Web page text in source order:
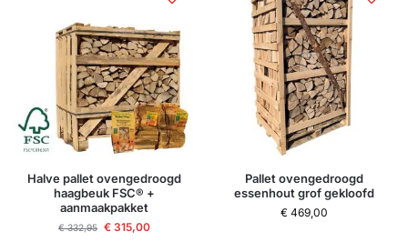
Halve pallet ovengedroogd
haagbeuk FSC® +
aanmaakpakket
€332,95 € 315,00
Pallet ovengedroogd
essenhout grof gekloofd
€469,00